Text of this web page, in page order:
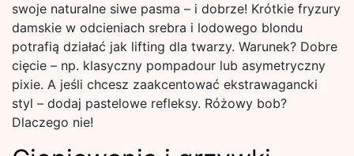
swoje naturalne siwe pasma – i dobrze! Krótkie fryzury
damskie w odcieniach srebra i lodowego blondu
potrafią działać jak lifting dla twarzy. Warunek? Dobre
cięcie – np. klasyczny pompadour lub asymetryczny
pixie. A jeśli chcesz zaakcentować ekstrawagancki
styl – dodaj pastelowe refleksy. Różowy bob?
Dlaczego nie!